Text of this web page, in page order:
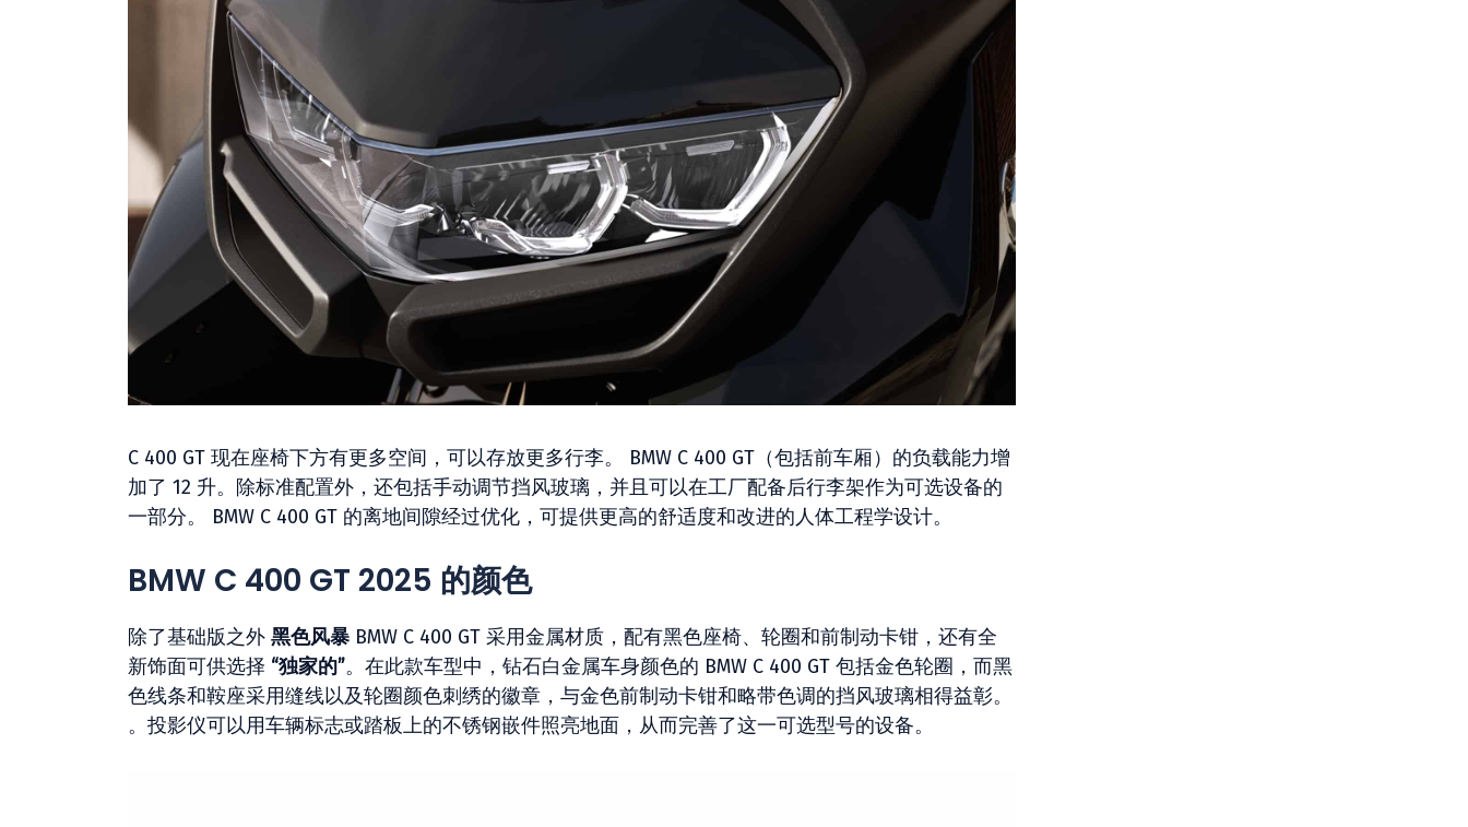
C 400 GT 现在座椅下方有更多空间，可以存放更多行李。 BMW C 400 GT（包括前车厢）的负载能力增
加了 12 升。除标准配置外，还包括手动调节挡风玻璃，并且可以在工厂配备后行李架作为可选设备的
一部分。 BMW C 400 GT 的离地间隙经过优化，可提供更高的舒适度和改进的人体工程学设计。
BMW C 400 GT 2025 的颜色
除了基础版之外 黑色风暴 BMW C 400 GT 采用金属材质，配有黑色座椅、轮圈和前制动卡钳，还有全
新饰面可供选择 “独家的”。在此款车型中，钻石白金属车身颜色的 BMW C 400 GT 包括金色轮圈，而黑
色线条和鞍座采用缝线以及轮圈颜色刺绣的徽章，与金色前制动卡钳和略带色调的挡风玻璃相得益彰。
。投影仪可以用车辆标志或踏板上的不锈钢嵌件照亮地面，从而完善了这一可选型号的设备。